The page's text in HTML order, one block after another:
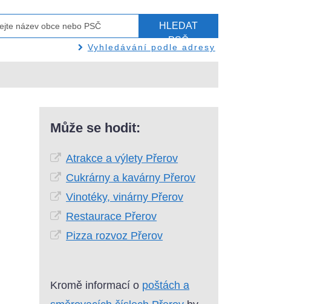
HLEDAT
PSČ
Vyhledávání podle adresy
Může se hodit:
Atrakce a výlety Přerov
Cukrárny a kavárny Přerov
Vinotéky, vinárny Přerov
Restaurace Přerov
Pizza rozvoz Přerov
Kromě informací o poštách a